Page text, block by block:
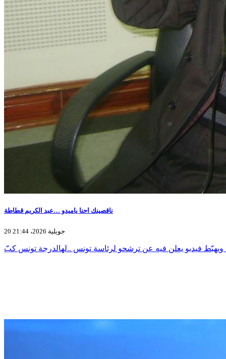
ناقصينك احنا ياميدو …عبد الكريم قطاطة
20 جويلية 2026، 21:44